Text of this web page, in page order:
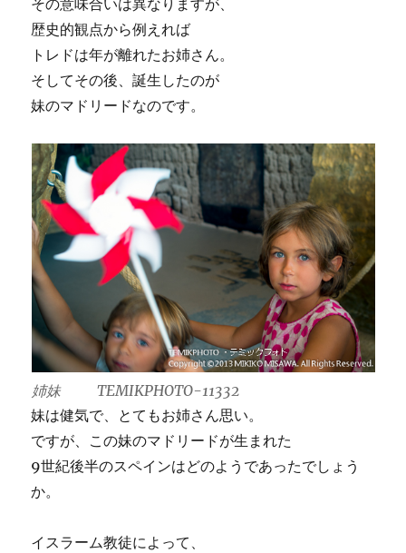
歴史的観点から例えれば
トレドは年が離れたお姉さん。
そしてその後、誕生したのが
妹のマドリードなのです。
姉妹 TEMIKPHOTO-11332
妹は健気で、とてもお姉さん思い。
ですが、この妹のマドリードが生まれた
9世紀後半のスペインはどのようであったでしょう
か。
イスラーム教徒によって、